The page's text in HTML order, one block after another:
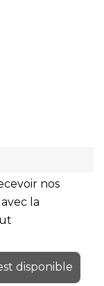
nos
la
disponible